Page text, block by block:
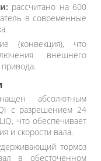
рассчитано на 600
в современные
(конвекция), что
внешнего
абсолютным
с разрешением 24
что обеспечивает
и скорости вала.
тормоз
в обесточенном